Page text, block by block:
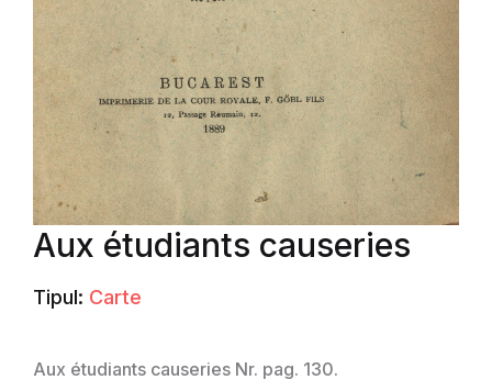
Aux étudiants causeries
Tipul: Carte
Aux étudiants causeries Nr. pag. 130.